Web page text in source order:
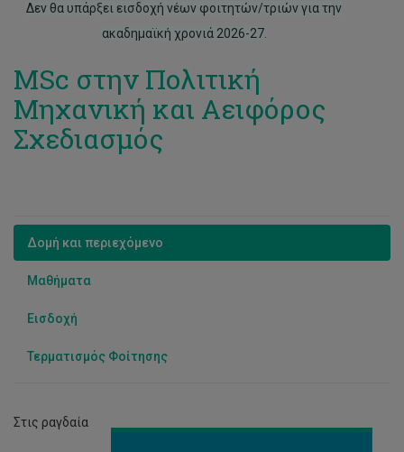
Αποτυπώσεων
Εργαστήριο Θαλάσσιας Πολιτικής Μηχανικής
Εργαστήριο Περιβαλλοντικής Ρευστομηχανικής Ρευστών
Εργαστήριο Τηλεπισκόπησης και Γεωπεριβάλλοντος
Ερευνητική Ομάδα Βελτιστοποποιημένων Υλικών και
Κλιματικής Καινοτομίας
Ερευνητική Ομάδα Infrastructure
Δεν θα υπάρξει εισδοχή νέων φοιτητών/τριών για την
ακαδημαϊκή χρονιά 2026-27.
MSc στην Πολιτική
Μηχανική και Αειφόρος
Σχεδιασμός
Δομή και περιεχόμενο
Μαθήματα
Εισδοχή
Τερματισμός Φοίτησης
Στις ραγδαία